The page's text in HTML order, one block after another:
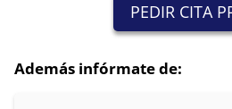
PEDIR CITA
Además infórmate de: